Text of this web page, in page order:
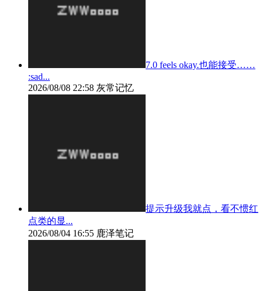
7.0 feels okay.也能接受……
:sad...
2026/08/08 22:58 灰常记忆
提示升级我就点，看不惯红
点类的显...
2026/08/04 16:55 鹿泽笔记